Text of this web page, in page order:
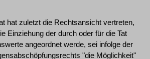
hat zuletzt die Rechtsansicht vertreten,
Einziehung der durch oder für die Tat
angeordnet werde, sei infolge der
"die Möglichkeit"